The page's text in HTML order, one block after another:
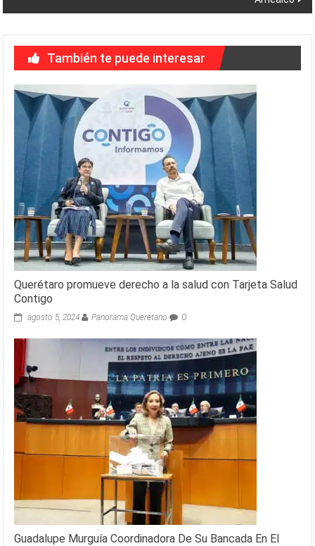
También te puede interesar
Querétaro promueve derecho a la salud con Tarjeta Salud
Contigo
agosto 5, 2024 Panorama Queretano 0
Guadalupe Murguía Coordinadora De Su Bancada En El